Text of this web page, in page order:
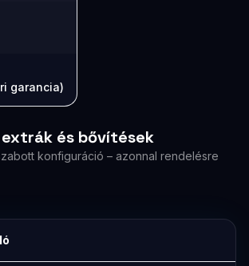
garancia)
és bővítések
konfiguráció – azonnal rendelésre